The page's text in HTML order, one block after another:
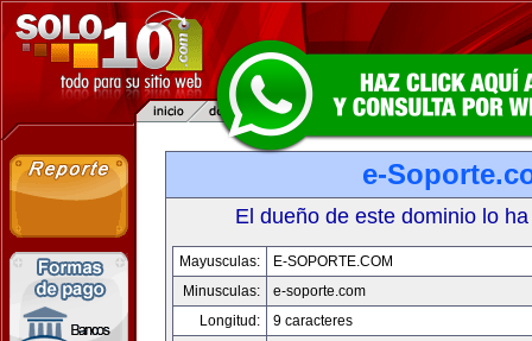
e-
El dueño de este dominio lo
Mayusculas:
E-SOPORTE.COM
Minusculas:
e-soporte.com
Longitud:
9 caracteres